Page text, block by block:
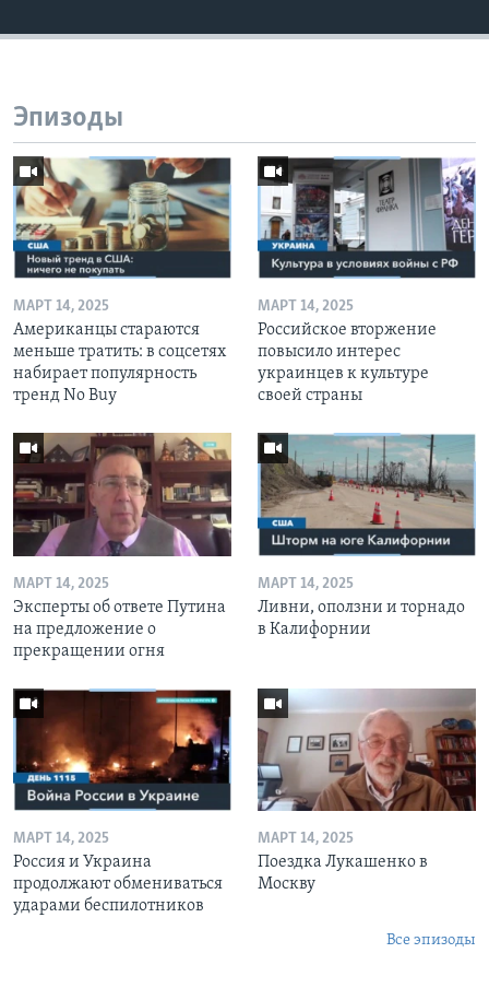
Эпизоды
МАРТ 14, 2025
Американцы стараются
меньше тратить: в соцсетях
набирает популярность
тренд No Buy
МАРТ 14, 2025
Российское вторжение
повысило интерес
украинцев к культуре
своей страны
МАРТ 14, 2025
Эксперты об ответе Путина
на предложение о
прекращении огня
МАРТ 14, 2025
Ливни, оползни и торнадо
в Калифорнии
МАРТ 14, 2025
Россия и Украина
продолжают обмениваться
ударами беспилотников
МАРТ 14, 2025
Поездка Лукашенко в
Москву
Все эпизоды